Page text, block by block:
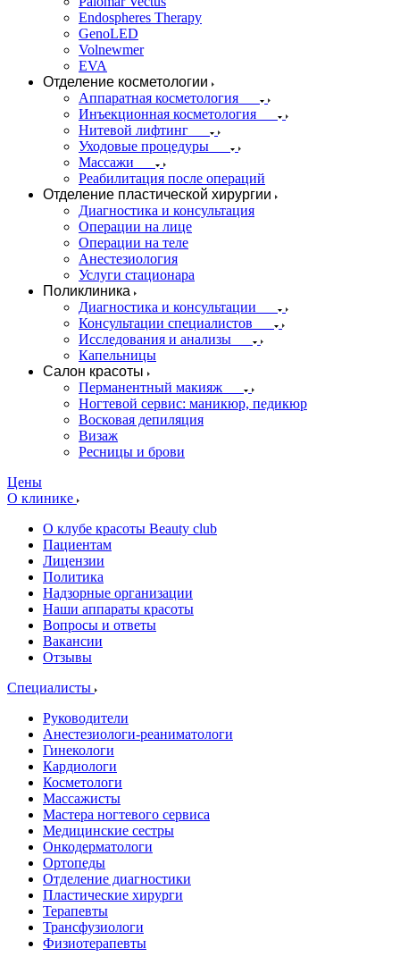
Endospheres Therapy
GenoLED
Volnewmer
EVA
Отделение косметологии
Аппаратная косметология
Инъекционная косметология
Нитевой лифтинг
Уходовые процедуры
Массажи
Реабилитация после операций
Отделение пластической хирургии
Диагностика и консультация
Операции на лице
Операции на теле
Анестезиология
Услуги стационара
Поликлиника
Диагностика и консультации
Консультации специалистов
Исследования и анализы
Капельницы
Салон красоты
Перманентный макияж
Ногтевой сервис: маникюр, педикюр
Восковая депиляция
Визаж
Ресницы и брови
Цены
О клинике
О клубе красоты Beauty club
Пациентам
Лицензии
Политика
Надзорные организации
Наши аппараты красоты
Вопросы и ответы
Вакансии
Отзывы
Специалисты
Руководители
Анестезиологи-реаниматологи
Гинекологи
Кардиологи
Косметологи
Массажисты
Мастера ногтевого сервиса
Медицинские сестры
Онкодерматологи
Ортопеды
Отделение диагностики
Пластические хирурги
Терапевты
Трансфузиологи
Физиотерапевты